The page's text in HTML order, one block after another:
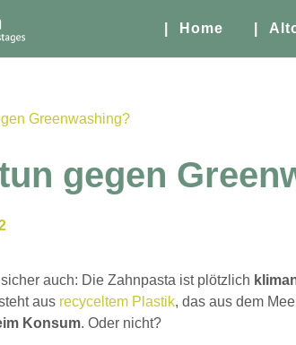
| Home |
gegen
sicher auch: Die Zahnpasta ist plötzlich
aus recyceltem Plastik, das aus dem
Konsum. Oder nicht?